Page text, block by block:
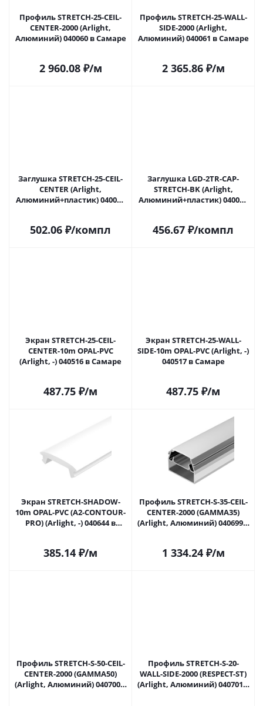
Профиль STRETCH-25-CEIL-
CENTER-2000 (Arlight,
Алюминий) 040060 в Самаре
2 960.08₽/м
Профиль STRETCH-25-WALL-
SIDE-2000 (Arlight,
Алюминий) 040061 в Самаре
2 365.86₽/м
Заглушка STRETCH-25-CEIL-
CENTER (Arlight,
Алюминий+пластик) 040064
502.06 ₽/компл
Заглушка LGD-2TR-CAP-
STRETCH-BK (Arlight,
Алюминий+пластик) 040066
456.67 ₽/компл
Экран STRETCH-25-CEIL-
CENTER-10m OPAL-PVC
(Arlight, -) 040516 в Самаре
487.75 ₽/м
Экран STRETCH-25-WALL-
SIDE-10m OPAL-PVC (Arlight, -)
040517 в Самаре
487.75 ₽/м
Экран STRETCH-SHADOW-
10m OPAL-PVC (A2-CONTOUR-
PRO) (Arlight, -) 040644 в
385.14 ₽/м
Профиль STRETCH-S-35-CEIL-
CENTER-2000 (GAMMA35)
(Arlight, Алюминий) 040699 в
1 334.24₽/м
Профиль STRETCH-S-50-CEIL-
CENTER-2000 (GAMMA50)
(Arlight, Алюминий) 040700 в
Профиль STRETCH-S-20-
WALL-SIDE-2000 (RESPECT-ST)
(Arlight, Алюминий) 040701 в